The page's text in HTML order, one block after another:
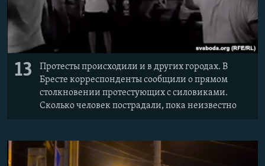
13
Протесты происходили и в других городах. В
Бресте корреспонденты сообщили о прямом
столкновении протестующих с силовиками.
Сколько человек пострадали, пока неизвестно